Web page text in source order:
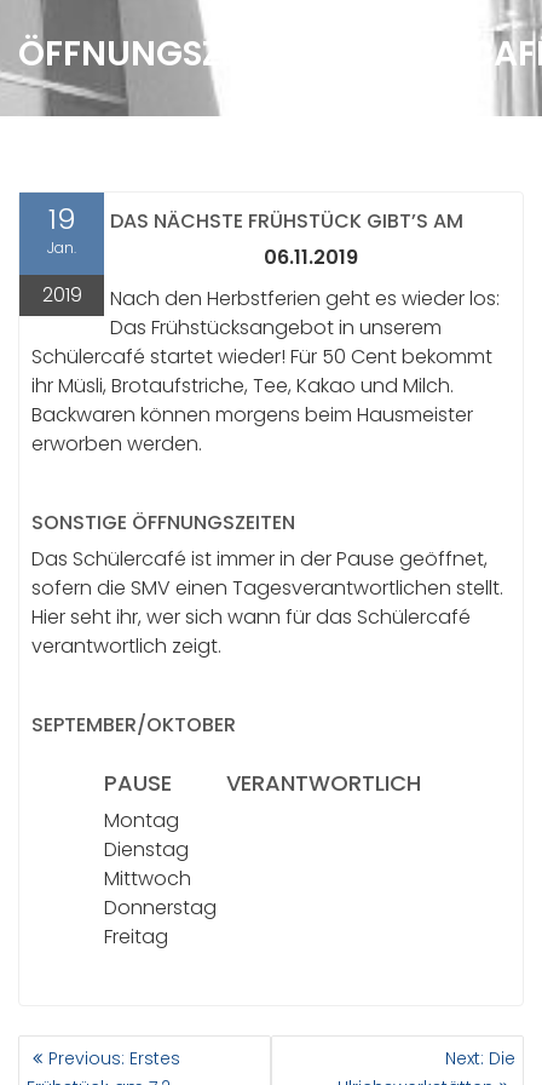
ÖFFNUNGSZEITEN
19
Jan.
2019
DAS NÄCHSTE FRÜHSTÜCK GIBT’S AM
06.11.2019
Nach den Herbstferien geht es wieder los:
Das Frühstücksangebot in unserem
Schülercafé startet wieder! Für 50 Cent bekommt
ihr Müsli, Brotaufstriche, Tee, Kakao und Milch.
Backwaren können morgens beim Hausmeister
erworben werden.
SONSTIGE ÖFFNUNGSZEITEN
Das Schülercafé ist immer in der Pause geöffnet,
sofern die SMV einen Tagesverantwortlichen stellt.
Hier seht ihr, wer sich wann für das Schülercafé
verantwortlich zeigt.
SEPTEMBER/OKTOBER
PAUSE VERANTWORTLICH
Montag
Dienstag
Mittwoch
Donnerstag
Freitag
BEITRAGSNAVIGATION
Previous: Previous
Erstes
Next: Next
Die